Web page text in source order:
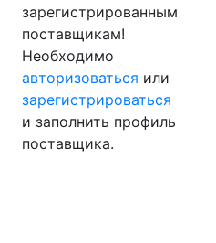
зарегистрированным
поставщикам!
Необходимо
авторизоваться или
зарегистрироваться
и заполнить профиль
поставщика.